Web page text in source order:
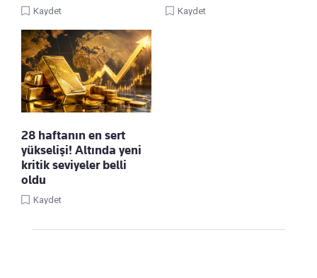
Kaydet Kaydet
28 haftanın en sert
yükselişi! Altında yeni
kritik seviyeler belli
oldu
Kaydet